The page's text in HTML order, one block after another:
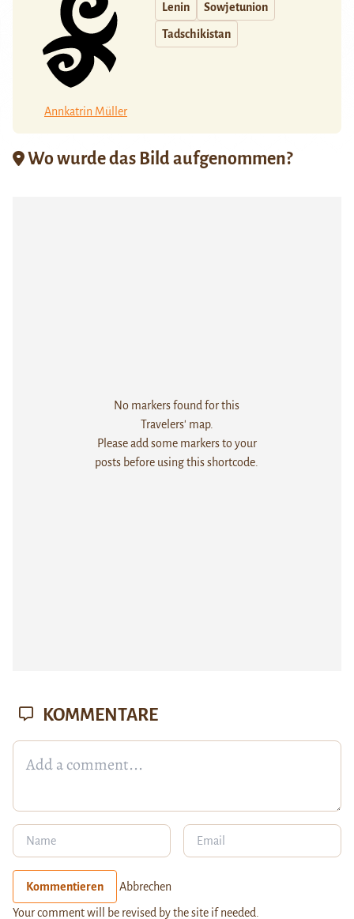
Annkatrin Müller
Lenin Sowjetunion
Tadschikistan
Wo wurde das Bild aufgenommen?
No markers found for this
Travelers' map.
Please add some markers to your
posts before using this shortcode.
KOMMENTARE
Kommentieren Abbrechen
Your comment will be revised by the site if needed.